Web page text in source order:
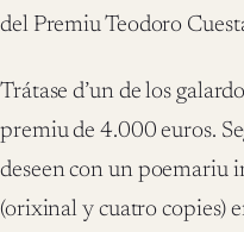
del Premiu Teodoro
Trátase d’un de los
premiu de 4.000 euros.
deseen con un poemariu
(orixinal y cuatro copies)